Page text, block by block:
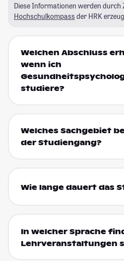
Diese Informationen werden durch
Hochschulkompass der HRK
Welchen Abschluss
wenn ich
studiere?
Welches Sachgebiet
der Studiengang?
Wie lange dauert das
In welcher Sprache
Lehrveranstaltungen